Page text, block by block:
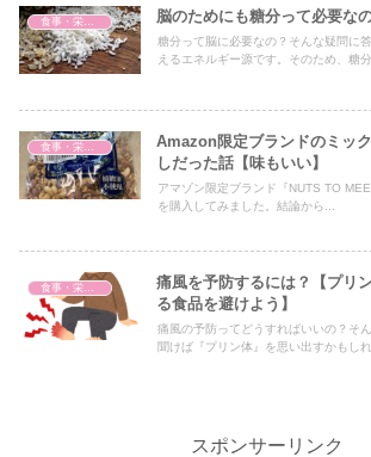
脳のためにも糖分って必要な
糖分って脳に必要なの？そんな疑問に
えるエネルギー源です。そのため、糖分
食事・栄養・サプリ
Amazon限定ブランドのミッ
しだった話【味もいい】
アマゾン限定ブランド『NUTS TO
を購入してみました。結論から...
食事・栄養・サプリ
痛風を予防するには？【プリ
る食品を避けよう】
痛風の予防ってどうすればいいの？そ
聞けば『プリン体』を思い出すかもし
スポンサーリンク